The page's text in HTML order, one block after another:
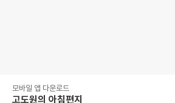
모바일 앱 다운로드
고도원의 아침편지